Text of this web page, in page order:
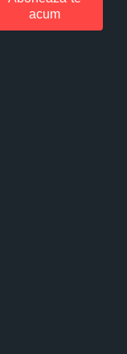
acum